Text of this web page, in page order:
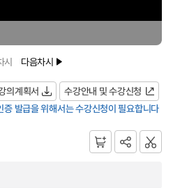
시 다음차시
의계획서
수강안내 및 수강신청
증 발급을 위해서는 수강신청이 필요합니다